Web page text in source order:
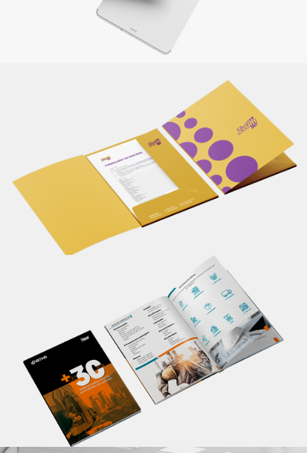
Não basta ser bom. Precisa mostrar que é! Elaboramos o
seu material de apresentação.
Apresente informações completas sobre seu
produto/serviço em um único lugar, de maneira
profissional. Um material personalizado impacta em
melhores resultados.
Saiba mais